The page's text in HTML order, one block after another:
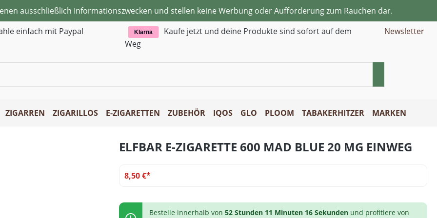
ausschließlich Informationszwecken und stellen keine Werbung oder Aufforderung zum Rauchen dar.
einfach mit Paypal Klarna
Kaufe jetzt und deine Produkte sind sofort auf dem
Weg
Newsletter
ZIGARREN ZIGARILLOS E-ZIGARETTEN ZUBEHÖR IQOS GLO PLOOM TABAKERHITZER MARKEN
ELFBAR E-ZIGARETTE 600 MAD BLUE 20 MG EINWEG
8,50 €*
Bestelle innerhalb von 52 Stunden 11 Minuten 15 Sekunden und profitiere von